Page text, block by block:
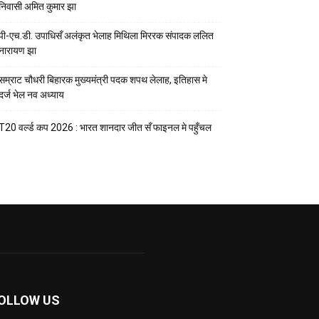
अमित कुमार झा
एच.डी. उपाधिसँ अलंकृत भेलाह मिथिला मिररक संपादक ललित
झा
चौधरी बिहारक मुख्यमंत्री पदक शपथ लेलाह, इतिहास मे
भेल नव अध्याय
वर्ल्ड कप 2026 : भारत शानदार जीत सँ फाइनल मे पहुँचल
US